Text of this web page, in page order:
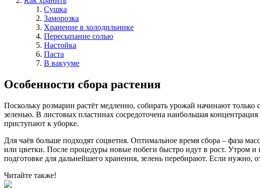
Сушка
Заморозка
Хранение в холодильнике
Пересыпание солью
Настойка
Паста
В вакууме
Особенности сбора растения
Поскольку розмарин растёт медленно, собирать урожай начинают только
зеленью. В листовых пластинах сосредоточена наибольшая
приступают к уборке.
Для чаёв больше подходят соцветия. Оптимальное время сбора – фаза
или цветки. После процедуры новые побеги быстро идут в рост. Утром и
подготовке для дальнейшего хранения, зелень перебирают. Если нужно,
Читайте также!